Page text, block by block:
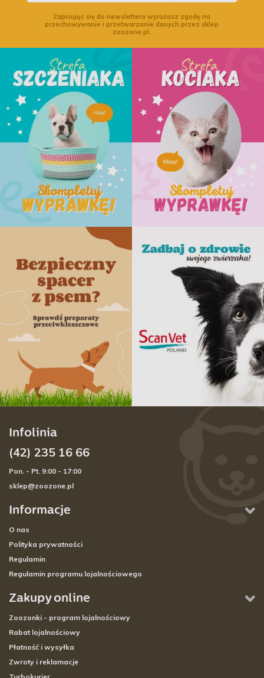
Zapisując się do newslettera wyrażasz zgodę na
przechowywanie i przetwarzanie danych przez sklep
zoozone.pl.
Informacje
O nas
Polityka prywatności
Regulamin
Regulamin programu lojalnościowego
Zakupy online
Zoozonki - program lojalnościowy
Rabat lojalnościowy
Płatność i wysyłka
Zwroty i reklamacje
Infolinia
(42) 235 16 66
Pon. - Pt. 9:00 - 17:00
sklep@zoozone.pl